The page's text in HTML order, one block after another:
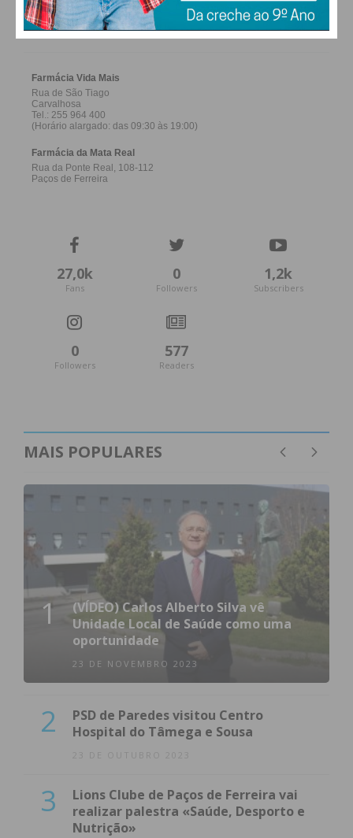
FARMACIAS DE SERVIÇO EM PAÇOS DE
FERREIRA
27,0k
Fans
0
Followers
1,2k
Subscribers
0
Followers
577
Readers
MAIS POPULARES
1
(VÍDEO) Carlos Alberto Silva vê
Unidade Local de Saúde como uma
oportunidade
23 DE NOVEMBRO 2023
2
PSD de Paredes visitou Centro
Hospital do Tâmega e Sousa
23 DE OUTUBRO 2023
3
Lions Clube de Paços de Ferreira vai
realizar palestra «Saúde, Desporto e
Nutrição»